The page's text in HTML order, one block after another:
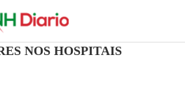
NOS HOSPITAIS